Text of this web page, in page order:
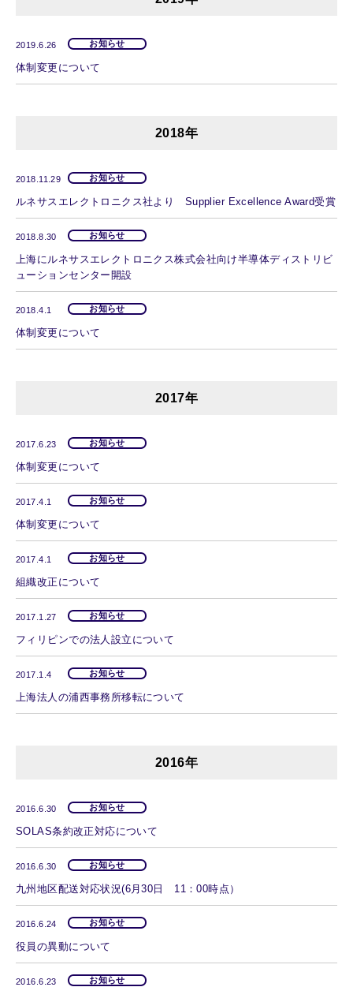
2019.6.26 お知らせ
体制変更について
2018年
2018.11.29 お知らせ
ルネサスエレクトロニクス社より Supplier Excellence Award受賞
2018.8.30 お知らせ
上海にルネサスエレクトロニクス株式会社向け半導体ディストリビ
ューションセンター開設
2018.4.1 お知らせ
体制変更について
2017年
2017.6.23 お知らせ
体制変更について
2017.4.1 お知らせ
体制変更について
2017.4.1 お知らせ
組織改正について
2017.1.27 お知らせ
フィリピンでの法人設立について
2017.1.4 お知らせ
上海法人の浦西事務所移転について
2016年
2016.6.30 お知らせ
SOLAS条約改正対応について
2016.6.30 お知らせ
九州地区配送対応状況(6月30日 11：00時点）
2016.6.24 お知らせ
役員の異動について
2016.6.23 お知らせ